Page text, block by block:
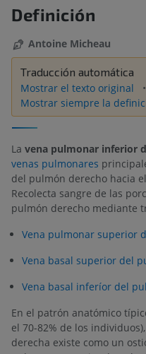
Definición
Antoine Micheau
Traducción automática
Mostrar el texto original
Mostrar siempre la
La vena pulmonar inferior
venas pulmonares
del pulmón derecho hacia
Recolecta sangre de las
pulmón derecho mediante
Vena pulmonar superior
Vena basal superior del
Vena basal inferíor del
En el patrón anatómico
el 70-82% de los
derecha existe como un